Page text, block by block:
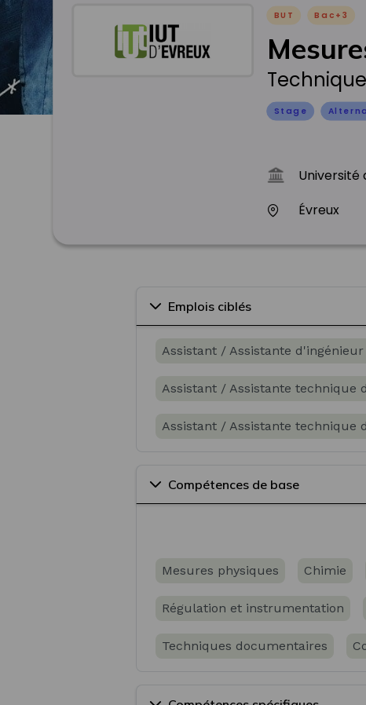
BUT Bac+3
Stage
Université
Évreux
Emplois ciblés
Assistant / Assistante
Assistant / Assistante technique
Assistant / Assistante
Technicien / Technicienne de
Technicien / Technicienne
Technicien / Technicienne
Technicien / Technicienne
Technicien / Technicienne
Compétences de base
Mesures physiques Chimie
Régulation et instrumentation
Techniques documentaires